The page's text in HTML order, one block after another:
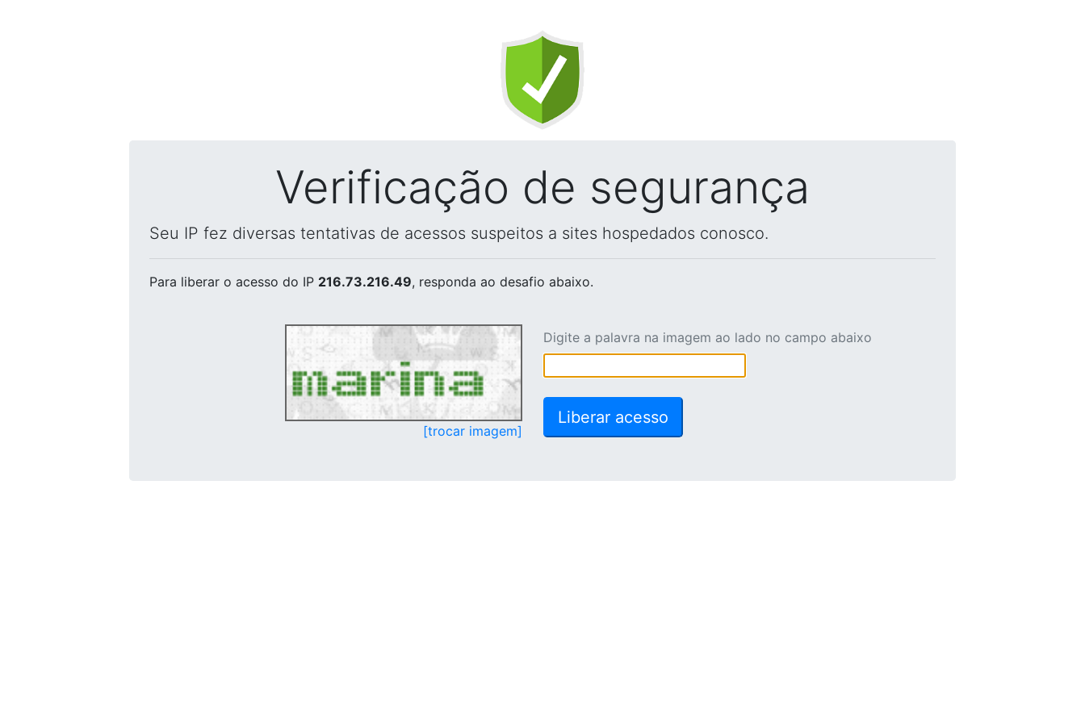
Verificação de segurança
Seu IP fez diversas tentativas de acessos suspeitos a sites hospedados conosco.
Para liberar o acesso do IP 216.73.216.49, responda ao desafio abaixo.
[trocar imagem]
Digite a palavra na imagem ao lado no campo abaixo